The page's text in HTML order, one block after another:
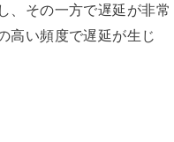
、その一方で遅延が非常
高い頻度で遅延が生じ